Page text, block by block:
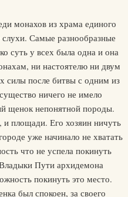
монахов из храма единого
Самые разнообразные
суть у всех была одна и она
ни настоятелю ни двум
силы после битвы с одним из
ничего не имело
щенок непонятной породы.
площади. Его хозяин ничуть
уже начинало не хватать
что не успела покинуть
Пути архидемона
покинуть это место.
был спокоен, за своего